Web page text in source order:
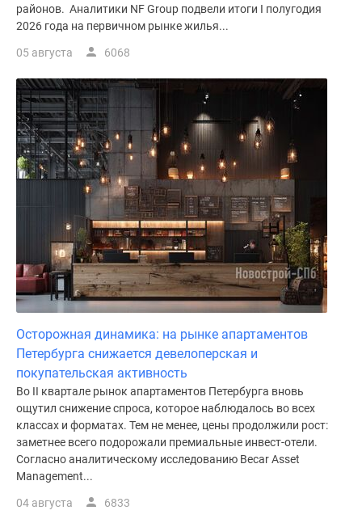
районов. Аналитики NF Group подвели итоги I полугодия
2026 года на первичном рынке жилья...
05 августа 6068
Осторожная динамика: на рынке апартаментов
Петербурга снижается девелоперская и
покупательская активность
Во II квартале рынок апартаментов Петербурга вновь
ощутил снижение спроса, которое наблюдалось во всех
классах и форматах. Тем не менее, цены продолжили рост:
заметнее всего подорожали премиальные инвест-отели.
Согласно аналитическому исследованию Becar Asset
Management...
04 августа 6833